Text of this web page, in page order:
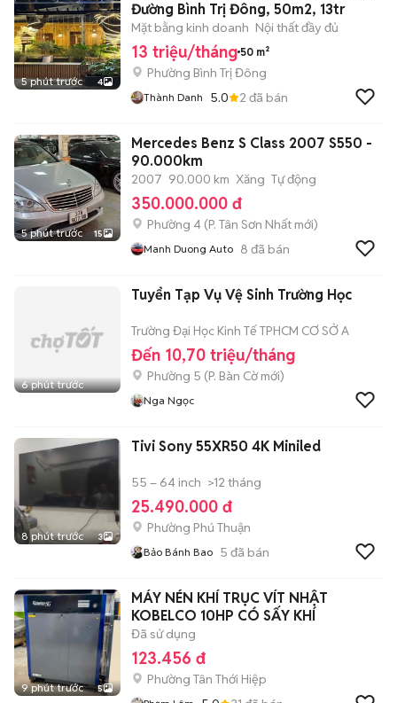
5 phút trước 4
Đường Bình Trị Đông, 50m2, 13tr
Mặt bằng kinh doanh Nội thất đầy đủ
13 triệu/tháng 50 m²
Phường Bình Trị Đông
Thành Danh 5.0 2 đã bán
5 phút trước 15
Mercedes Benz S Class 2007 S550 -
90.000km
2007 90.000 km Xăng Tự động
350.000.000 đ
Phường 4 (P. Tân Sơn Nhất mới)
Manh Duong Auto 8 đã bán
6 phút trước
Tuyển Tạp Vụ Vệ Sinh Trường Học
Trường Đại Học Kinh Tế TPHCM CƠ SỞ A
Đến 10,70 triệu/tháng
Phường 5 (P. Bàn Cờmới)
Nga Ngọc
8 phút trước 3
Tivi Sony 55XR50 4K Miniled
55 – 64 inch >12 tháng
25.490.000 đ
Phường Phú Thuận
Bảo Bánh Bao 5 đã bán
9 phút trước 5
MÁY NÉN KHÍ TRỤC VÍT NHẬT
KOBELCO 10HP CÓ SẤY KHÍ
Đã sử dụng
123.456 đ
Phường Tân Thới Hiệp